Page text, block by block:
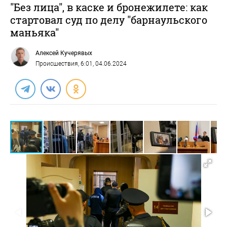
"Без лица", в каске и бронежилете: как
стартовал суд по делу "барнаульского
маньяка"
Алексей Кучерявых
Происшествия, 6:01, 04.06.2024